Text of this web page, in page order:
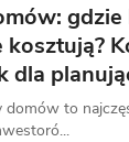
gdzie
kosztują?
dla
to